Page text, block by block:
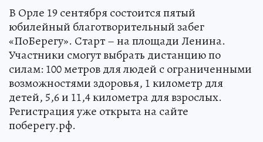
В Орле 19 сентября состоится пятый
юбилейный благотворительный забег
«ПоБерегу». Старт – на площади Ленина.
Участники смогут выбрать дистанцию по
силам: 100 метров для людей с ограниченными
возможностями здоровья, 1 километр для
детей, 5,6 и 11,4 километра для взрослых.
Регистрация уже открыта на сайте
поберегу.рф.